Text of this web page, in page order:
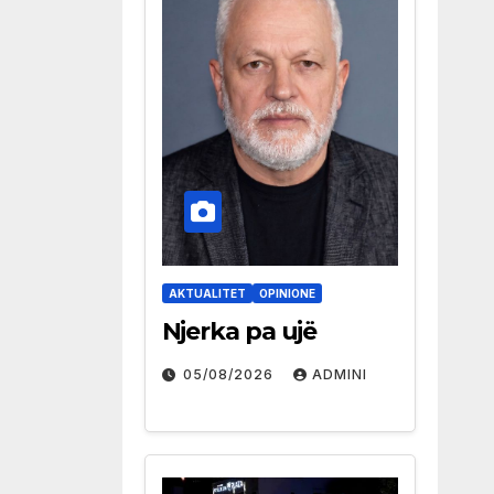
AKTUALITET OPINIONE
Njerka pa ujë
05/08/2026 ADMINI